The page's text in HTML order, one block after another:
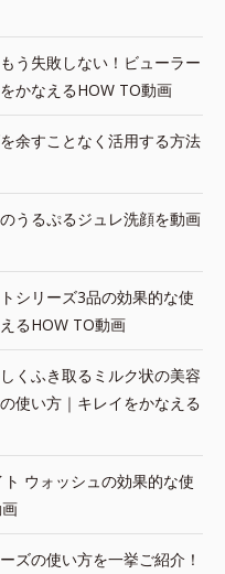
う失敗しない！ビューラー
かなえるHOW TO動画
余すことなく活用する方法
うるぷるジュレ洗顔を動画
シリーズ3品の効果的な使
るHOW TO動画
くふき取るミルク状の美容
使い方｜キレイをかなえる
ト ウォッシュの効果的な使
ズの使い方を一挙ご紹介！